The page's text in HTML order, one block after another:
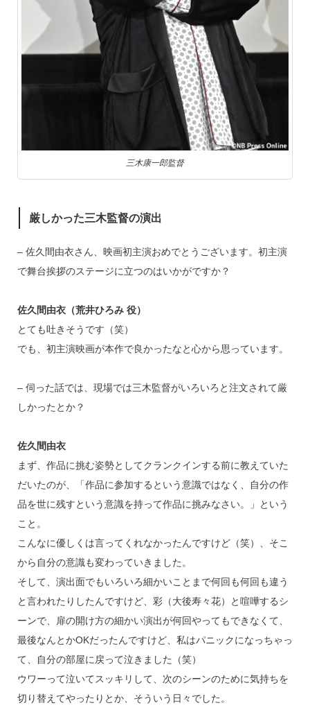
三木康一郎監督
厳しかった三木監督の演出
– 佐久間由衣さん、映画初主演おめでとうございます。初主演
で舞台挨拶のステージに立つのはいかがですか？
佐久間由衣（荒井ひろみ 役）
とても吐きそうです（笑）
でも、初主演映画が本作で良かったなと心から思っています。
– 伺った話では、現場では三木監督がいろいろと注文されて厳
しかったとか？
佐久間由衣
まず、作品に挑む姿勢としてクランクインする前に教えていた
だいたのが、「作品に参加するという意識ではなく、自分の作
品を世に残すという意識を持って作品に挑みなさい。」という
こと。
こんなに優しくは言ってくれなかったんですけど（笑）、そこ
から自分の意識も変わっていきました。
そして、演出面でもいろいろ細かいことまで何回も何回も違う
と言われたりしたんですけど、彩（大後寿々花）と喧嘩するシ
ーンで、扉の開け方の細かい演出が何回やってもできなくて、
最後なんとかOKだったんですけど、私はパニックになっちゃっ
て、自分の部屋に戻って泣きました（笑）
ウワーって泣いてスッキリして、次のシーンのために気持ちを
切り替えてやったりとか、そういう日々でした。